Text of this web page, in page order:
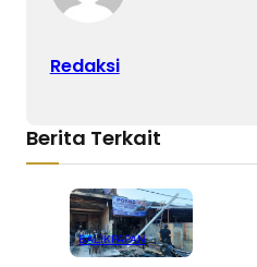
Redaksi
Berita Terkait
BALIKPAPAN